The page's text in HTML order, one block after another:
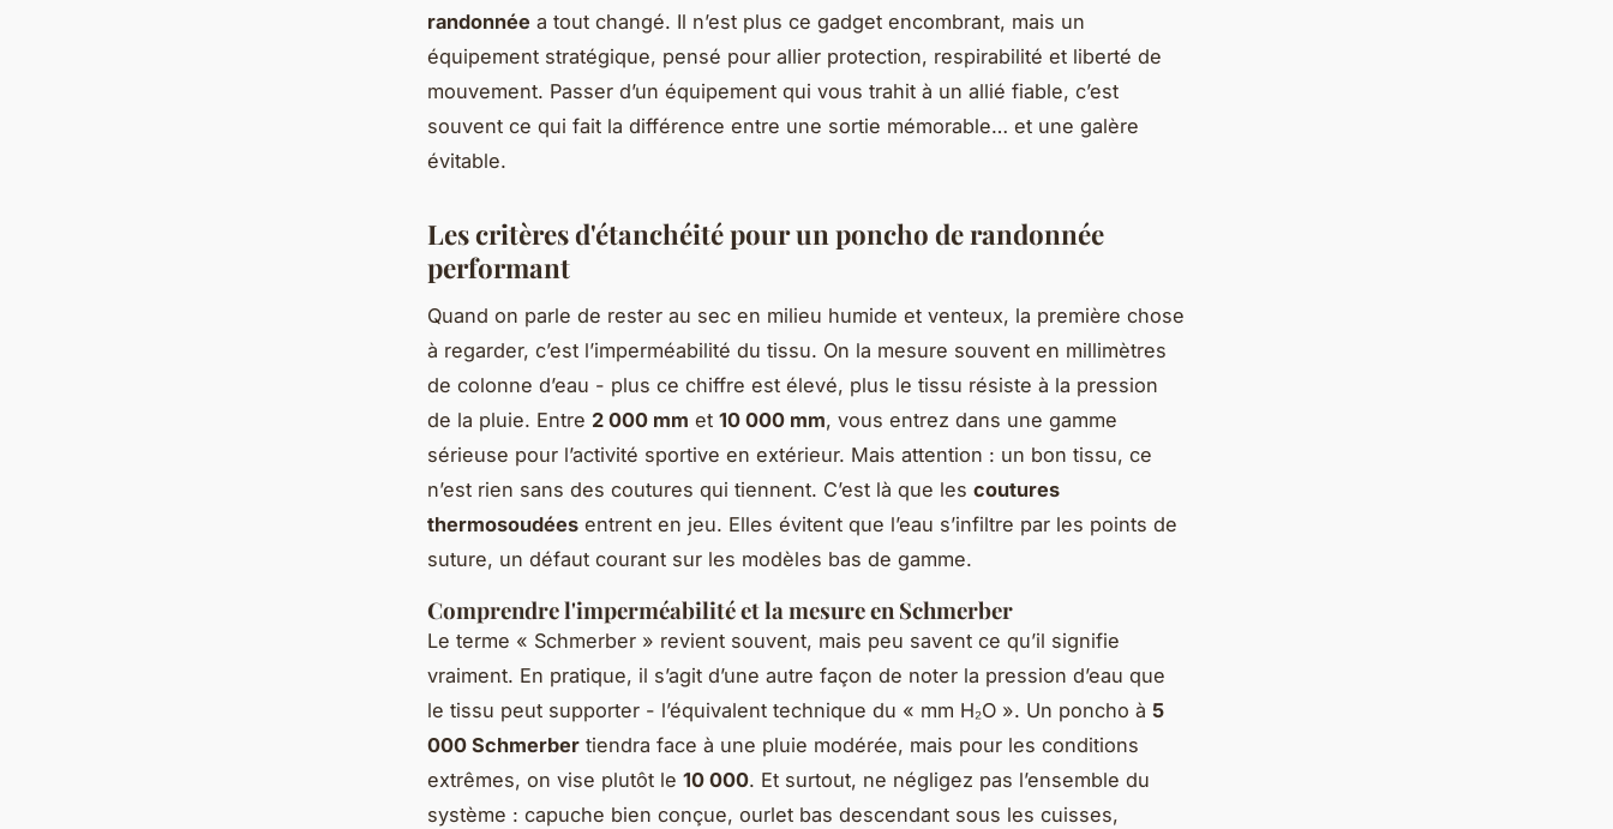
randonnée a tout changé. Il n’est plus ce gadget encombrant, mais un
équipement stratégique, pensé pour allier protection, respirabilité et liberté de
mouvement. Passer d’un équipement qui vous trahit à un allié fiable, c’est
souvent ce qui fait la différence entre une sortie mémorable… et une galère
évitable.
Les critères d'étanchéité pour un poncho de randonnée
performant
Quand on parle de rester au sec en milieu humide et venteux, la première chose
à regarder, c’est l’imperméabilité du tissu. On la mesure souvent en millimètres
de colonne d’eau - plus ce chiffre est élevé, plus le tissu résiste à la pression
de la pluie. Entre 2 000 mm et 10 000 mm, vous entrez dans une gamme
sérieuse pour l’activité sportive en extérieur. Mais attention : un bon tissu, ce
n’est rien sans des coutures qui tiennent. C’est là que les coutures
thermosoudées entrent en jeu. Elles évitent que l’eau s’infiltre par les points de
suture, un défaut courant sur les modèles bas de gamme.
Comprendre l'imperméabilité et la mesure en Schmerber
Le terme « Schmerber » revient souvent, mais peu savent ce qu’il signifie
vraiment. En pratique, il s’agit d’une autre façon de noter la pression d’eau que
le tissu peut supporter - l’équivalent technique du « mm H₂O ». Un poncho à 5
000 Schmerber tiendra face à une pluie modérée, mais pour les conditions
extrêmes, on vise plutôt le 10 000. Et surtout, ne négligez pas l’ensemble du
système : capuche bien conçue, ourlet bas descendant sous les cuisses,